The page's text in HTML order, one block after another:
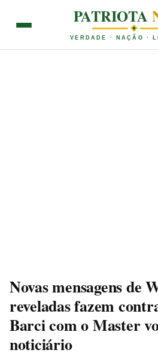
PATRIOTA
VERDADE · NAÇÃO ·
Novas mensagens de
reveladas fazem
Barci com o Master
noticiário